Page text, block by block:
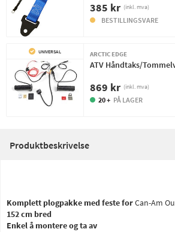
385 kr (inkl. mva)
BESTILLINGSVARE
UNIVERSAL ARCTIC EDGE
ATV Håndtaks/
869 kr (inkl. mva)
20 + PÅ LAGER
Produktbeskrivelse
Komplett plogpakke med feste forCan-Am
152 cm bred
Enkel å montere og ta av